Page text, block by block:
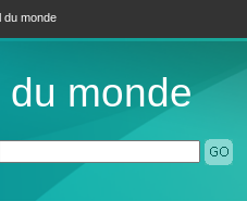
du monde
du monde